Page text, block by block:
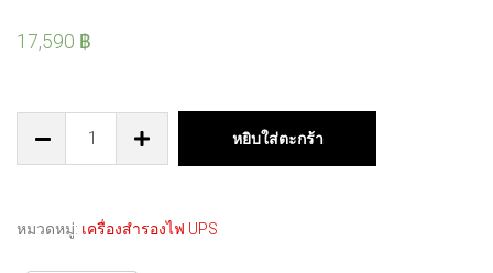
17,590 ฿
หยิบใส่ตะกร้า
หมวดหมู่: เครื่องสำรองไฟ UPS